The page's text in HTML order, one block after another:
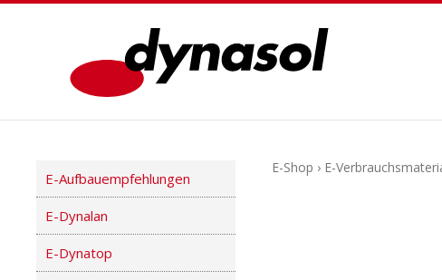
E-Aufbauempfehlungen
E-Dynalan
E-Dynatop
E-Shop › E-